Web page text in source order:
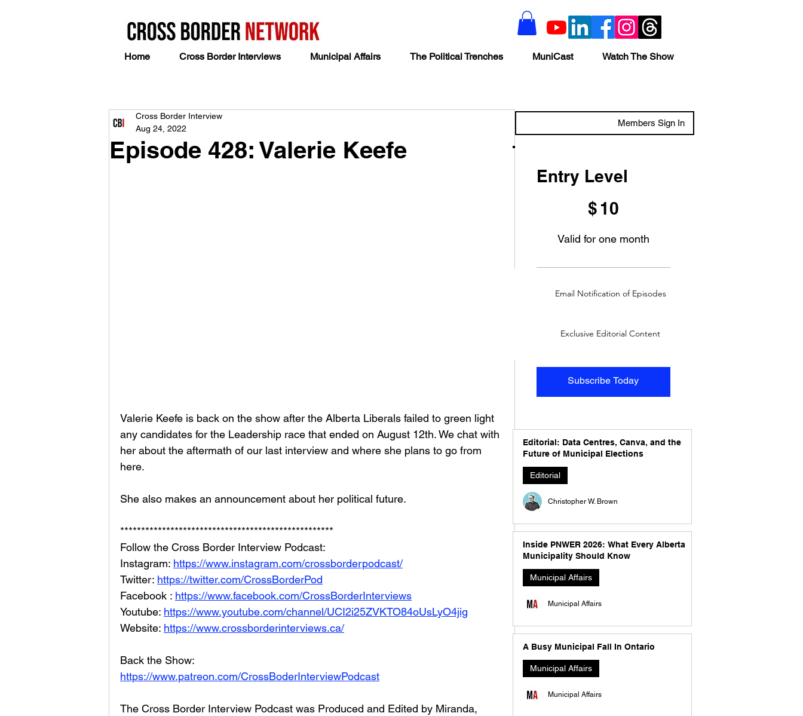
Home Cross Border Interviews Municipal Affairs The Political Trenches MuniCast Watch The Show
Episode 428: Valerie Keefe
Cross Border Interview
Aug 24, 2022
Valerie Keefe is back on the show after the Alberta Liberals failed to green light
any candidates for the Leadership race that ended on August 12th. We chat with
her about the aftermath of our last interview and where she plans to go from
here.
She also makes an announcement about her political future.
***************************************************
Follow the Cross Border Interview Podcast:
Instagram: https://www.instagram.com/crossborderpodcast/
Twitter: https://twitter.com/CrossBorderPod
Facebook : https://www.facebook.com/CrossBorderInterviews
Youtube: https://www.youtube.com/channel/UCI2i25ZVKTO84oUsLyO4jig
Website: https://www.crossborderinterviews.ca/
Back the Show:
https://www.patreon.com/CrossBoderInterviewPodcast
The Cross Border Interview Podcast was Produced and Edited by Miranda,
Members Sign In
Entry Level
$ 10
Valid for one month
Subscribe Today
Email Notification of Episodes
Exclusive Editorial Content
Editorial: Data Centres, Canva, and the
Future of Municipal Elections
Editorial
Christopher W. Brown
Inside PNWER 2026: What Every Alberta
Municipality Should Know
Municipal Affairs
Municipal Affairs
A Busy Municipal Fall In Ontario
Municipal Affairs
Municipal Affairs